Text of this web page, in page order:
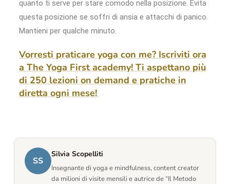
quanto ti serve per stare comodo nella posizione. Evita
questa posizione se soffri di ansia e attacchi di panico.
Mantieni per qualche minuto.
Vorresti praticare yoga con me? Iscriviti ora
a The Yoga First academy! Ti aspettano più
di 250 lezioni on demand e pratiche in
diretta ogni mese!
SS
Silvia Scopelliti
Insegnante di yoga e mindfulness, content creator
da milioni di visite mensili e autrice de “Il Metodo